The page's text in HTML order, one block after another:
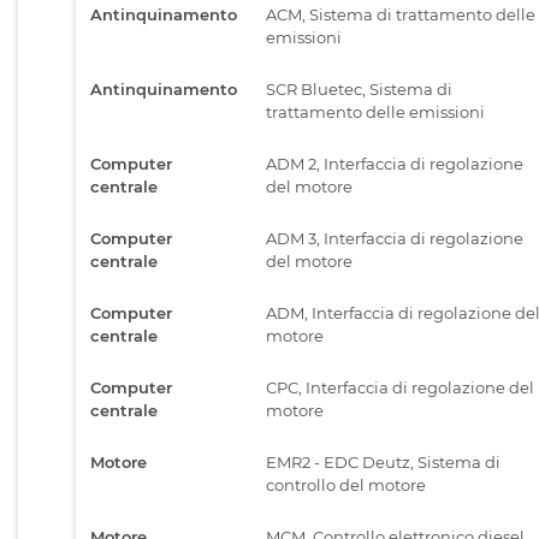
Antinquinamento
ACM, Sistema di trattamento delle
emissioni
Antinquinamento
SCR Bluetec, Sistema di
trattamento delle emissioni
Computer
centrale
ADM 2, Interfaccia di regolazione
del motore
Computer
centrale
ADM 3, Interfaccia di regolazione
del motore
Computer
centrale
ADM, Interfaccia di regolazione del
motore
Computer
centrale
CPC, Interfaccia di regolazione del
motore
Motore
EMR2 - EDC Deutz, Sistema di
controllo del motore